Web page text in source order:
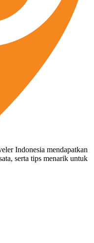
Indonesia mendapatkan
serta tips menarik untuk